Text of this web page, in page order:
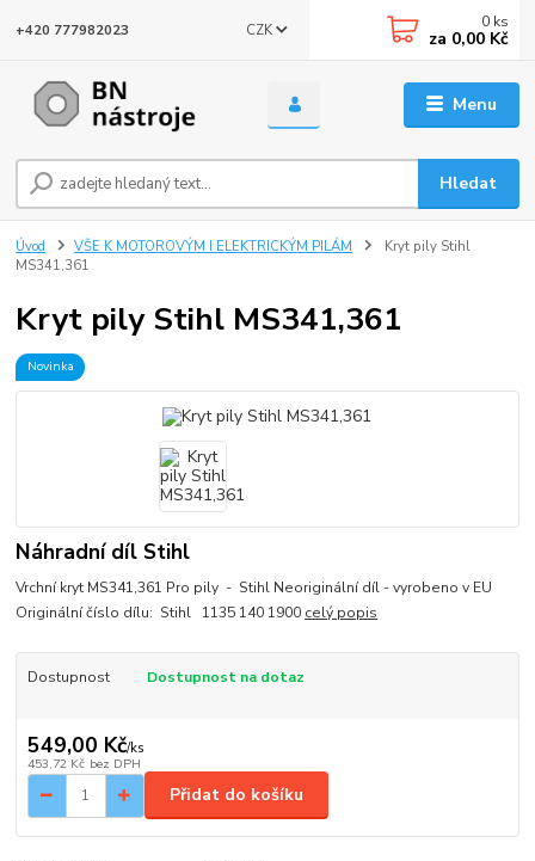
Menu
CZK
Hledat
+420 777982023 0 ks
za 0,00 Kč
Úvod VŠE K MOTOROVÝM I ELEKTRICKÝM PILÁM
Kryt pily Stihl
MS341,361
Kryt pily Stihl MS341,361
Novinka
Náhradní díl Stihl
Vrchní kryt MS341,361 Pro pily - Stihl Neoriginální díl - vyrobeno v EU
Originální číslo dílu: Stihl 1135 140 1900 celý popis
Dostupnost Dostupnost na dotaz
549,00 Kč/ks
453,72 Kč bez DPH
Přidat do košíku